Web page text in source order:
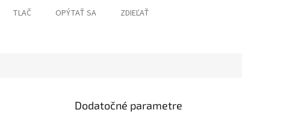
TLAČ OPÝTAŤ SA ZDIEĽAŤ
Dodatočné parametre